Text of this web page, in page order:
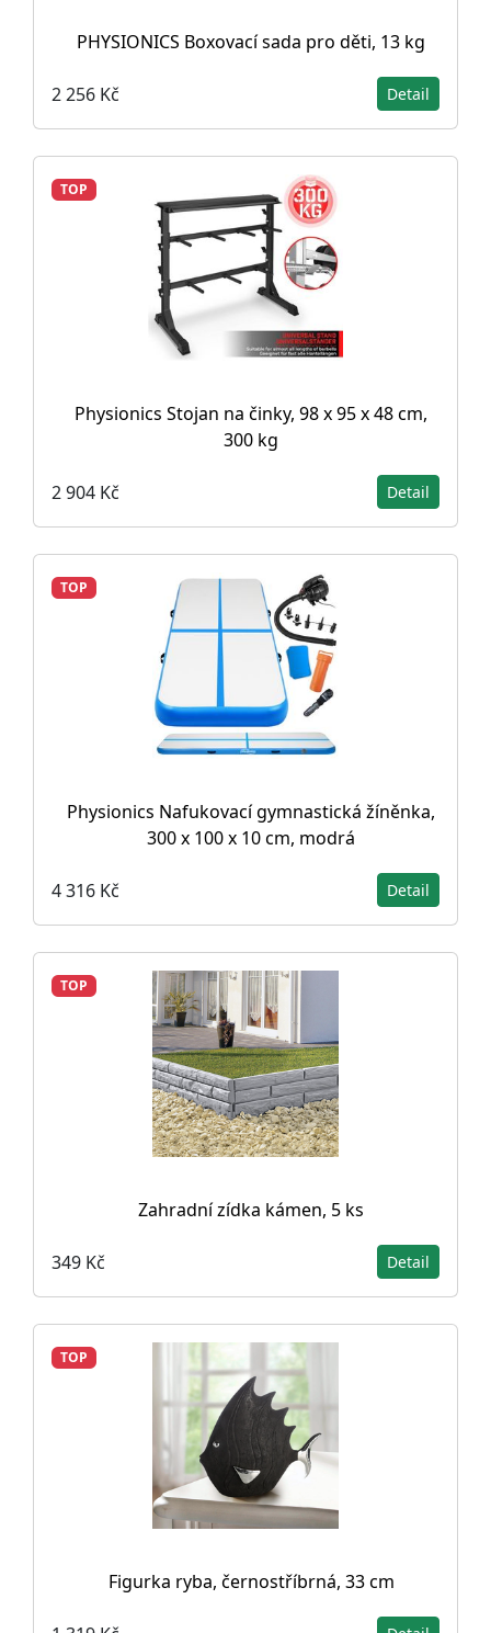
PHYSIONICS Boxovací sada pro děti, 13 kg
2 256 Kč Detail
TOP
Physionics Stojan na činky, 98 x 95 x 48 cm,
300 kg
2 904 Kč Detail
TOP
Physionics Nafukovací gymnastická žíněnka,
300 x 100 x 10 cm, modrá
4 316 Kč Detail
TOP
Zahradní zídka kámen, 5 ks
349 Kč Detail
TOP
Figurka ryba, černostříbrná, 33 cm